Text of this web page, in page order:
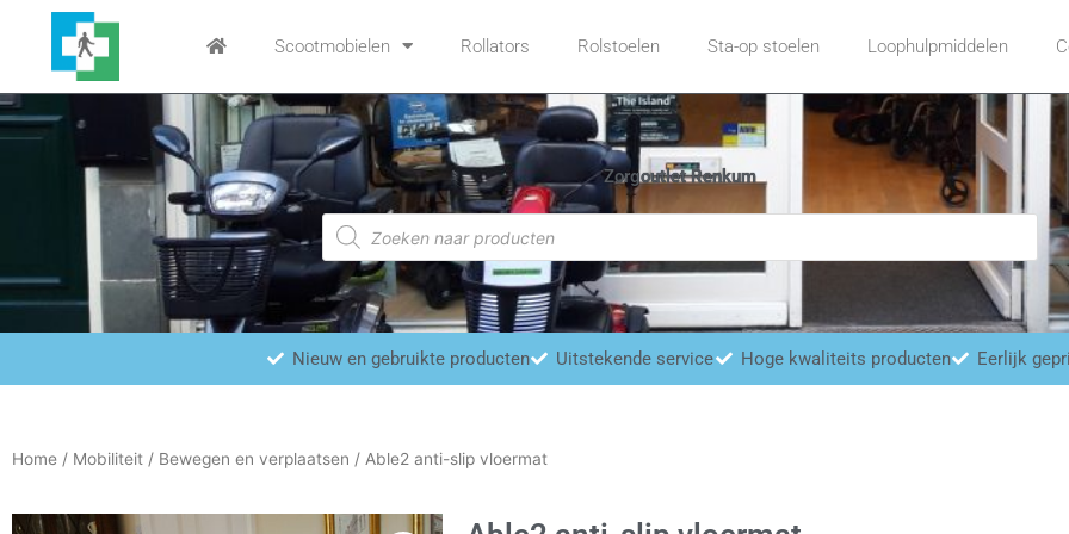
inhoud
Scootmobielen Rollators Rolstoelen Sta-op stoelen Loophulpmiddelen
Zorgoutlet Renkum
Producten
zoeken
Nieuw en gebruikte producten Uitstekende service Hoge kwaliteits producten Eerlijk
Home / Mobiliteit / Bewegen en verplaatsen / Able2 anti-slip vloermat